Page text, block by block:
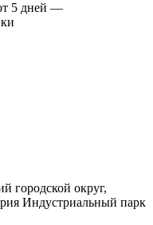
5 дней —
городской округ,
Индустриальный парк